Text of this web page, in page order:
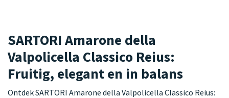
SARTORI Amarone della
Valpolicella Classico Reius:
Fruitig, elegant en in balans
Ontdek SARTORI Amarone della Valpolicella Classico Reius: